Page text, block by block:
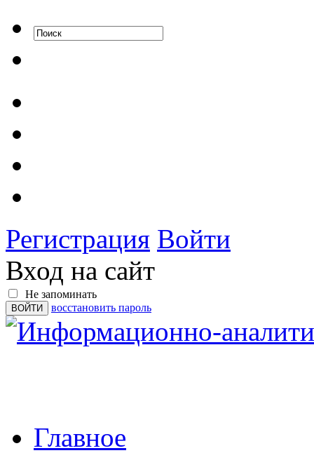
Регистрация Войти
Вход на сайт
Не запоминать
восстановить пароль
Главное